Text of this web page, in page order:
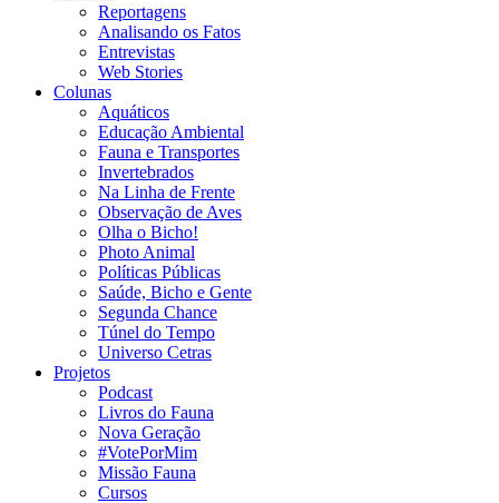
Reportagens
Analisando os Fatos
Entrevistas
Web Stories
Colunas
Aquáticos
Educação Ambiental
Fauna e Transportes
Invertebrados
Na Linha de Frente
Observação de Aves
Olha o Bicho!
Photo Animal
Políticas Públicas
Saúde, Bicho e Gente
Segunda Chance
Túnel do Tempo
Universo Cetras
Projetos
Podcast
Livros do Fauna
Nova Geração
#VotePorMim
Missão Fauna
Cursos